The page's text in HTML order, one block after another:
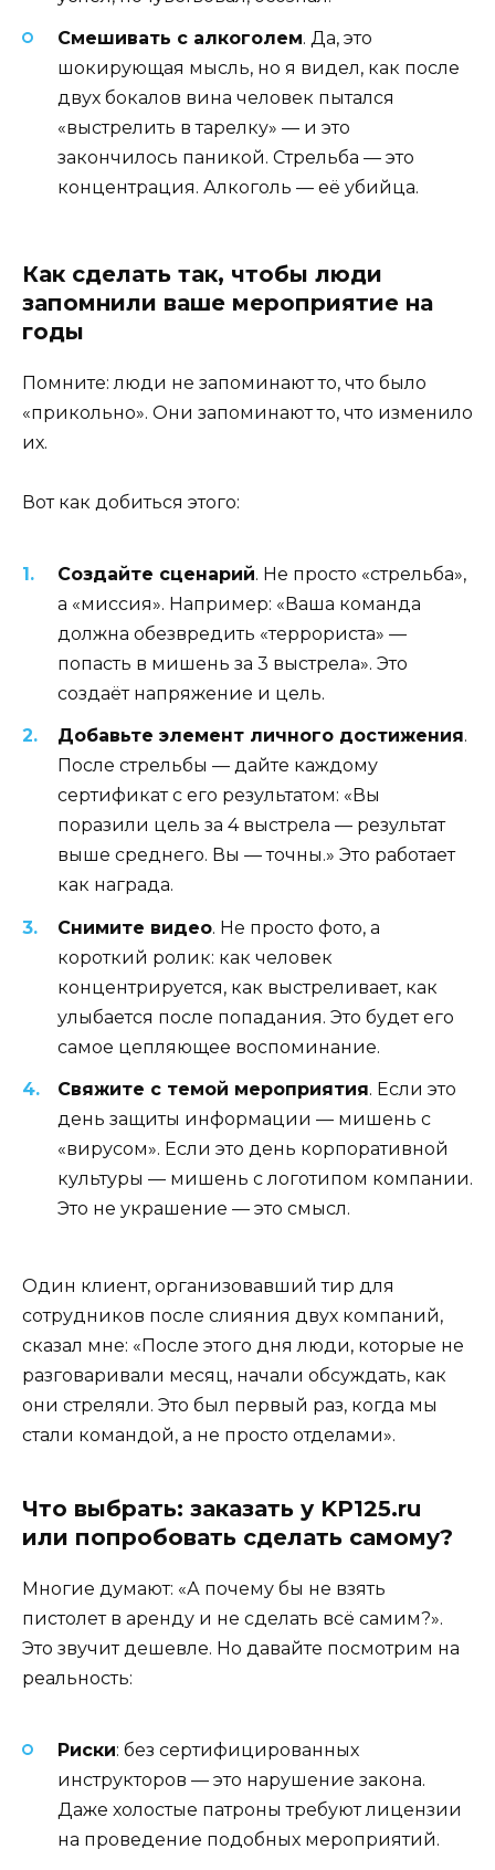
Смешивать с алкоголем. Да, это
шокирующая мысль, но я видел, как после
двух бокалов вина человек пытался
«выстрелить в тарелку» — и это
закончилось паникой. Стрельба — это
концентрация. Алкоголь — её убийца.
Как сделать так, чтобы люди
запомнили ваше мероприятие на
годы
Помните: люди не запоминают то, что было
«прикольно». Они запоминают то, что изменило
их.
Вот как добиться этого:
Создайте сценарий. Не просто «стрельба»,
а «миссия». Например: «Ваша команда
должна обезвредить «террориста» —
попасть в мишень за 3 выстрела». Это
создаёт напряжение и цель.
Добавьте элемент личного достижения.
После стрельбы — дайте каждому
сертификат с его результатом: «Вы
поразили цель за 4 выстрела — результат
выше среднего. Вы — точны.» Это работает
как награда.
Снимите видео. Не просто фото, а
короткий ролик: как человек
концентрируется, как выстреливает, как
улыбается после попадания. Это будет его
самое цепляющее воспоминание.
Свяжите с темой мероприятия. Если это
день защиты информации — мишень с
«вирусом». Если это день корпоративной
культуры — мишень с логотипом компании.
Это не украшение — это смысл.
Один клиент, организовавший тир для
сотрудников после слияния двух компаний,
сказал мне: «После этого дня люди, которые не
разговаривали месяц, начали обсуждать, как
они стреляли. Это был первый раз, когда мы
стали командой, а не просто отделами».
Что выбрать: заказать у KP125.ru
или попробовать сделать самому?
Многие думают: «А почему бы не взять
пистолет в аренду и не сделать всё самим?».
Это звучит дешевле. Но давайте посмотрим на
реальность:
Риски: без сертифицированных
инструкторов — это нарушение закона.
Даже холостые патроны требуют лицензии
на проведение подобных мероприятий.